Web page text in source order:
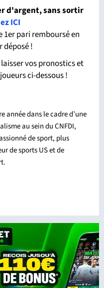
d'argent, sans sortir
ICI
1er pari remboursé en
déposé !
vos pronostics et
ci-dessous !
année dans le cadre d’une
au sein du CNFDI,
de sport, plus
de sports US et de